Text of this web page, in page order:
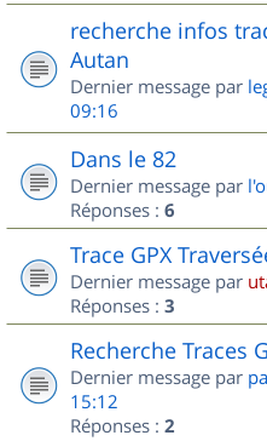
recherche infos
Autan
Dernier message par
09:16
Dans le 82
Dernier message par
Réponses : 6
Trace GPX
Dernier message par
Réponses : 3
Recherche Traces
Dernier message par
15:12
Réponses : 2